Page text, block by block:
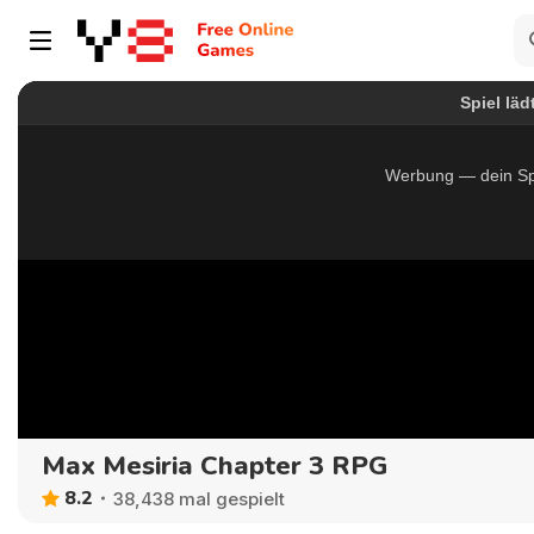
Max Mesiria Chapter 3 RPG
8.2 38,438 mal gespielt